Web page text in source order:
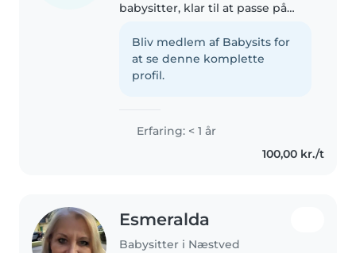
babysitter, klar til at passe på
jeg elsker at lege med børn. Jeg
er komfortabel med at være
omkring kæledyr og er villig..
Bliv medlem af Babysits for
at se denne komplette
profil.
Erfaring: < 1 år
100,00 kr./t
Esmeralda
Babysitter i Næstved